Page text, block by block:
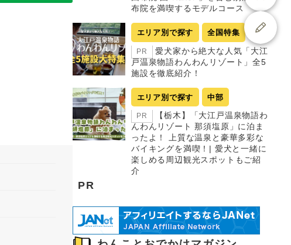
布院を満喫するモデルコース
エリア別で探す 全国特集
PR
愛犬家から絶大な人気「大江
戸温泉物語わんわんリゾート」全5
施設を徹底紹介！
エリア別で探す 中部
PR
【栃木】「大江戸温泉物語わ
んわんリゾート 那須塩原」に泊ま
ったよ！ 上質な温泉と豪華多彩な
バイキングを満喫！| 愛犬と一緒に
楽しめる周辺観光スポットもご紹
介
PR